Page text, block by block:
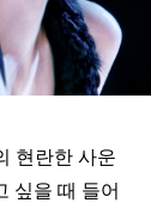
현란한 사운
싶을 때 들어